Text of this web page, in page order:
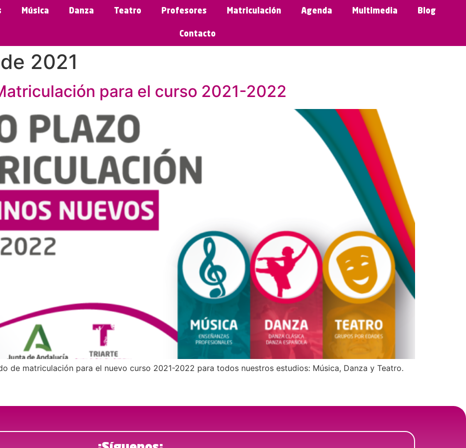
Música Danza Teatro Profesores Matriculación Agenda Multimedia Blog
Contacto
2021
para el curso 2021-2022
de matriculación para el nuevo curso 2021-2022 para todos nuestros estudios: Música, Danza y Teatro.